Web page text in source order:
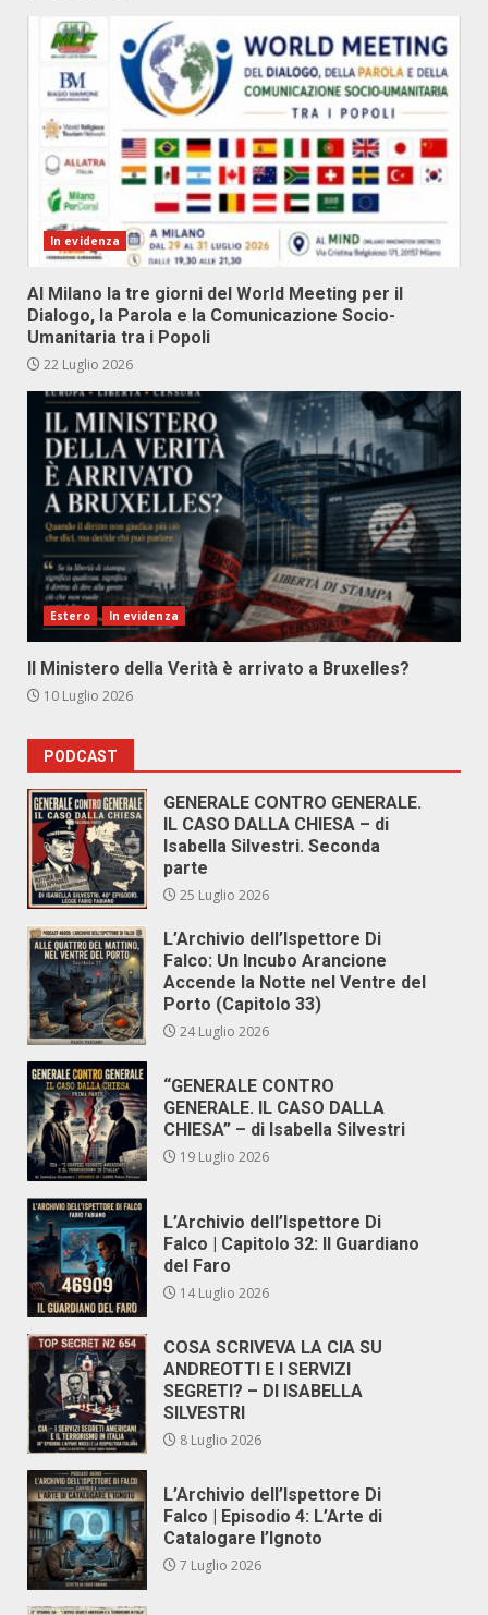
In evidenza
Al Milano la tre giorni del World Meeting per il
Dialogo, la Parola e la Comunicazione Socio-
Umanitaria tra i Popoli
22 Luglio 2026
Estero In evidenza
Il Ministero della Verità è arrivato a Bruxelles?
10 Luglio 2026
PODCAST
GENERALE CONTRO GENERALE.
IL CASO DALLA CHIESA – di
Isabella Silvestri. Seconda
parte
25 Luglio 2026
L’Archivio dell’Ispettore Di
Falco: Un Incubo Arancione
Accende la Notte nel Ventre del
Porto (Capitolo 33)
24 Luglio 2026
“GENERALE CONTRO
GENERALE. IL CASO DALLA
CHIESA” – di Isabella Silvestri
19 Luglio 2026
L’Archivio dell’Ispettore Di
Falco | Capitolo 32: Il Guardiano
del Faro
14 Luglio 2026
COSA SCRIVEVA LA CIA SU
ANDREOTTI E I SERVIZI
SEGRETI? – DI ISABELLA
SILVESTRI
8 Luglio 2026
L’Archivio dell’Ispettore Di
Falco | Episodio 4: L’Arte di
Catalogare l’Ignoto
7 Luglio 2026